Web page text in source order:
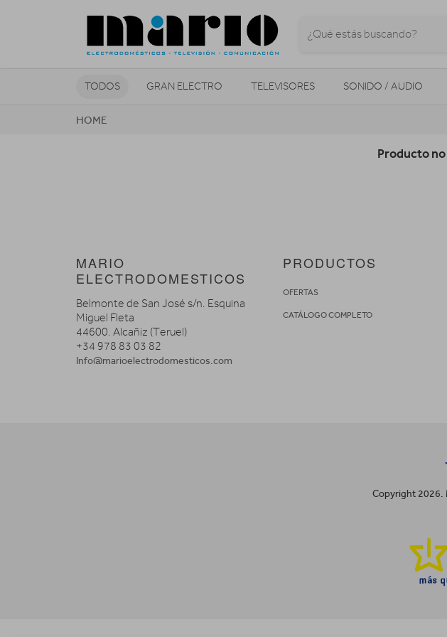
TODOS GRAN ELECTRO TELEVISORES SONIDO / AUDIO
HOME
Producto
MARIO
ELECTRODOMESTICOS
Belmonte de San José s/n. Esquina
Miguel Fleta
44600. Alcañiz (Teruel)
+34 978 83 03 82
Info@marioelectrodomesticos.com
PRODUCTOS
OFERTAS
CATÁLOGO COMPLETO
Copyright 2026.